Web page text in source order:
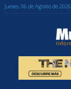
Jueves, 06 de Agosto de 2026